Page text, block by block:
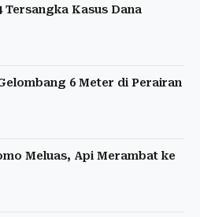
Kasus Dana
6 Meter di Perairan
Meluas, Api Merambat ke